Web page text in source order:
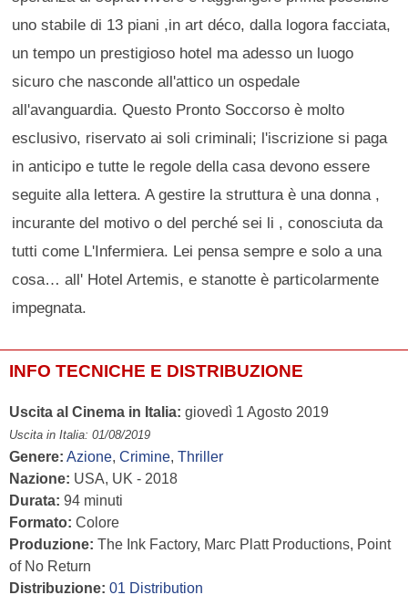
uno stabile di 13 piani ,in art déco, dalla logora facciata,
un tempo un prestigioso hotel ma adesso un luogo
sicuro che nasconde all'attico un ospedale
all'avanguardia. Questo Pronto Soccorso è molto
esclusivo, riservato ai soli criminali; l'iscrizione si paga
in anticipo e tutte le regole della casa devono essere
seguite alla lettera. A gestire la struttura è una donna ,
incurante del motivo o del perché sei li , conosciuta da
tutti come L'Infermiera. Lei pensa sempre e solo a una
cosa… all' Hotel Artemis, e stanotte è particolarmente
impegnata.
INFO TECNICHE E DISTRIBUZIONE
Uscita al Cinema in Italia: giovedì 1 Agosto 2019
Uscita in Italia: 01/08/2019
Genere: Azione, Crimine, Thriller
Nazione: USA, UK - 2018
Durata: 94 minuti
Formato: Colore
Produzione: The Ink Factory, Marc Platt Productions, Point
of No Return
Distribuzione: 01 Distribution